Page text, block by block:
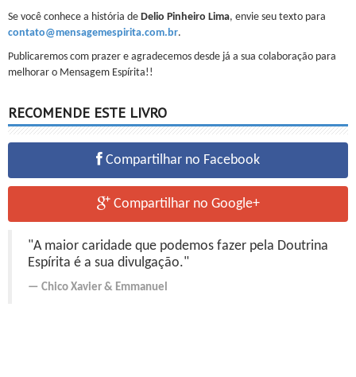
Se você conhece a história de Delio Pinheiro Lima, envie seu texto para
contato@mensagemespirita.com.br.
Publicaremos com prazer e agradecemos desde já a sua colaboração para
melhorar o Mensagem Espírita!!
RECOMENDE ESTE LIVRO
Compartilhar no Facebook
Compartilhar no Google+
"A maior caridade que podemos fazer pela Doutrina
Espírita é a sua divulgação."
Chico Xavier & Emmanuel